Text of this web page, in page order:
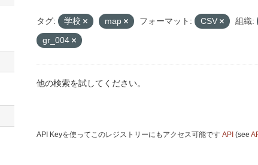
タグ: 学校 map フォーマット: CSV 組織:
gr_004
他の検索を試してください。
API Keyを使ってこのレジストリーにもアクセス可能です API (see